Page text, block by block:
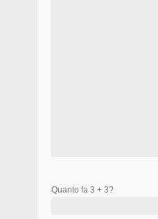
Quanto fa 3 + 3?